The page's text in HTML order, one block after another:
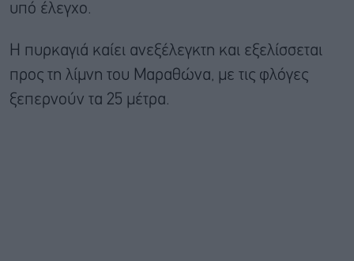
υπό έλεγχο.
Η πυρκαγιά καίει ανεξέλεγκτη και εξελίσσεται
προς τη λίμνη του Μαραθώνα, με τις φλόγες
ξεπερνούν τα 25 μέτρα.